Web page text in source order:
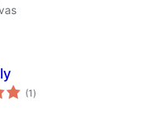
(1 total
de
)